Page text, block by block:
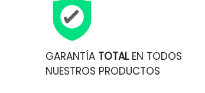
GARANTÍA TOTALEN TODOS
NUESTROS PRODUCTOS